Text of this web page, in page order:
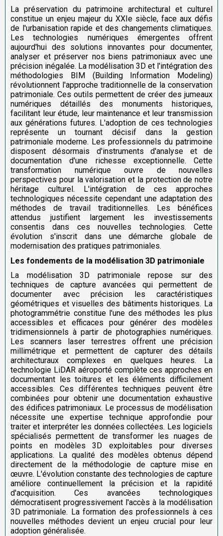
La préservation du patrimoine architectural et culturel
constitue un enjeu majeur du XXIe siècle, face aux défis
de l'urbanisation rapide et des changements climatiques.
Les technologies numériques émergentes offrent
aujourd'hui des solutions innovantes pour documenter,
analyser et préserver nos biens patrimoniaux avec une
précision inégalée. La modélisation 3D et l'intégration des
méthodologies BIM (Building Information Modeling)
révolutionnent l'approche traditionnelle de la conservation
patrimoniale. Ces outils permettent de créer des jumeaux
numériques détaillés des monuments historiques,
facilitant leur étude, leur maintenance et leur transmission
aux générations futures. L'adoption de ces technologies
représente un tournant décisif dans la gestion
patrimoniale moderne. Les professionnels du patrimoine
disposent désormais d'instruments d'analyse et de
documentation d'une richesse exceptionnelle. Cette
transformation numérique ouvre de nouvelles
perspectives pour la valorisation et la protection de notre
héritage culturel. L'intégration de ces approches
technologiques nécessite cependant une adaptation des
méthodes de travail traditionnelles. Les bénéfices
attendus justifient largement les investissements
consentis dans ces nouvelles technologies. Cette
évolution s'inscrit dans une démarche globale de
modernisation des pratiques patrimoniales.
Les fondements de la modélisation 3D patrimoniale
La modélisation 3D patrimoniale repose sur des
techniques de capture avancées qui permettent de
documenter avec précision les caractéristiques
géométriques et visuelles des bâtiments historiques. La
photogrammétrie constitue l'une des méthodes les plus
accessibles et efficaces pour générer des modèles
tridimensionnels à partir de photographies numériques.
Les scanners laser terrestres offrent une précision
millimétrique et permettent de capturer des détails
architecturaux complexes en quelques heures. La
technologie LiDAR aéroporté complète ces approches en
documentant les toitures et les éléments difficilement
accessibles. Ces différentes techniques peuvent être
combinées pour obtenir une documentation exhaustive
des édifices patrimoniaux. Le processus de modélisation
nécessite une expertise technique approfondie pour
traiter et interpréter les données collectées. Les logiciels
spécialisés permettent de transformer les nuages de
points en modèles 3D exploitables pour diverses
applications. La qualité des modèles obtenus dépend
directement de la méthodologie de capture mise en
œuvre. L'évolution constante des technologies de capture
améliore continuellement la précision et la rapidité
d'acquisition. Ces avancées technologiques
démocratisent progressivement l'accès à la modélisation
3D patrimoniale. La formation des professionnels à ces
nouvelles méthodes devient un enjeu crucial pour leur
adoption généralisée.